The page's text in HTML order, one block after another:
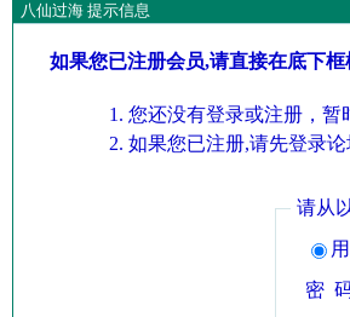
八仙过海 提示信息
如果您已注册会员,请直接在底下
您还没有登录或注册，暂
如果您已注册,请先登录
请从
密